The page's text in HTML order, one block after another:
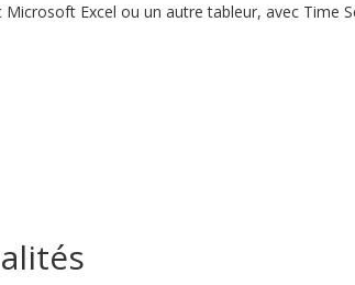
Excel ou un autre tableur, avec Time